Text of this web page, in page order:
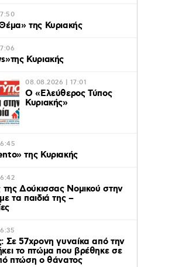
της Κυριακής
Κυριακής
08.08.2026 | 17:01
Ο «Eλεύθερος Τύπος
Κυριακής»
της Κυριακής
της Δούκισσας Νομικού στην
τα παιδιά της –
Σε 57χρονη γυναίκα από την
το πτώμα που βρέθηκε σε
πτώση ο θάνατος